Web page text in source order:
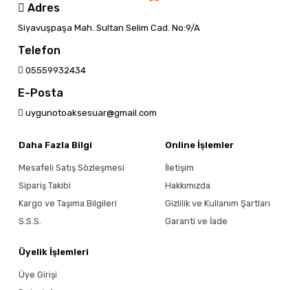
Adres
Siyavuşpaşa Mah. Sultan Selim Cad. No:9/A
Telefon
05559932434
E-Posta
uygunotoaksesuar@gmail.com
Daha Fazla Bilgi
Mesafeli Satış Sözleşmesi
Sipariş Takibi
Kargo ve Taşıma Bilgileri
S.S.S.
Online İşlemler
İletişim
Hakkımızda
Gizlilik ve Kullanım Şartları
Garanti ve İade
Üyelik İşlemleri
Üye Girişi